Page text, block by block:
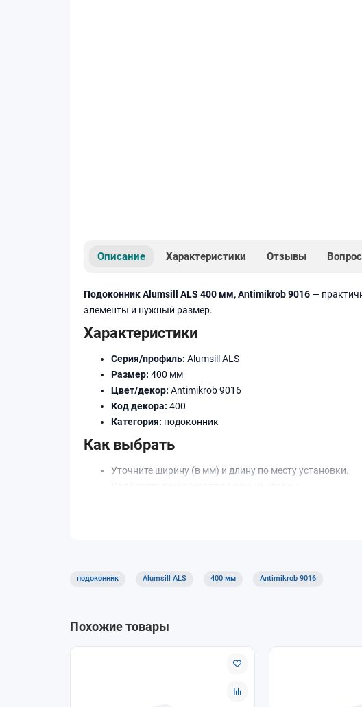
Описание Характеристики Отзывы
Подоконник Alumsill ALS 400 мм, Antimikrob 9016 —
элементы и нужный размер.
Характеристики
Серия/профиль: Alumsill ALS
Размер: 400 мм
Цвет/декор: Antimikrob 9016
Код декора: 400
Категория: подоконник
Как выбрать
Уточните ширину (в мм) и длину по месту установки.
При необходимости добавьте торцевые заглушки,
Удобное оформление заказа онлайн.
Самовывоз и доставка по согласованию.
подоконник Alumsill ALS 400 мм Antimikrob 9016
Похожие товары